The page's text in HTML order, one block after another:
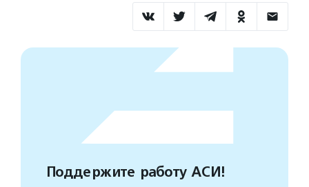
Поддержите работу АСИ!